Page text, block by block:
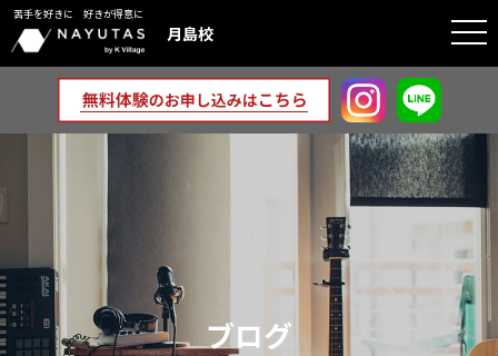
苦手を好きに 好きが得意に
月島校
ブログ